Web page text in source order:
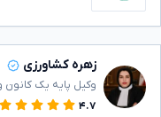
زهره کشاورزی
وکیل پایه یک کانون
۴.۷